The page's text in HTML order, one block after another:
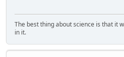
The best thing about science is that it
in it.